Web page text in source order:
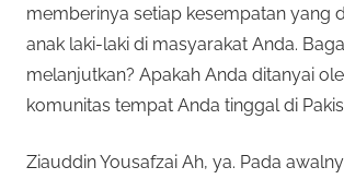
memberinya setiap kesempatan yang
anak laki-laki di masyarakat Anda.
melanjutkan? Apakah Anda ditanyai
komunitas tempat Anda tinggal di
Ziauddin Yousafzai Ah, ya. Pada